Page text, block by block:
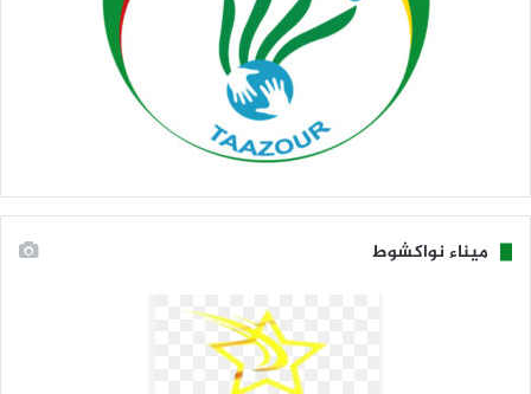
ميناء نواكشوط